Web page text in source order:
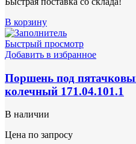
В корзину
Быстрый просмотр
Добавить в избранное
Поршень под
колечный 171.04.101.1
В наличии
Цена по запросу